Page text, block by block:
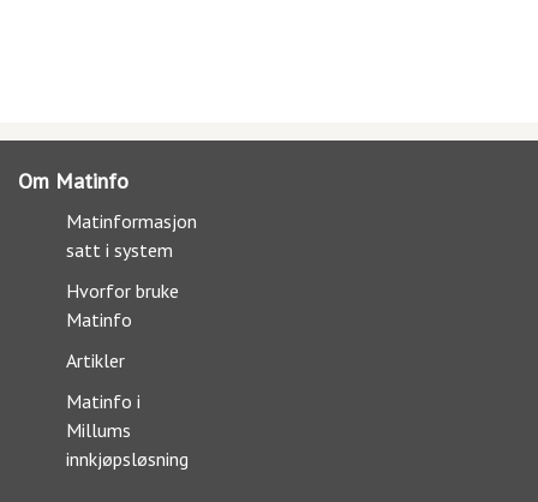
Om Matinfo
Matinformasjon
satt i system
Hvorfor bruke
Matinfo
Artikler
Matinfo i
Millums
innkjøpsløsning